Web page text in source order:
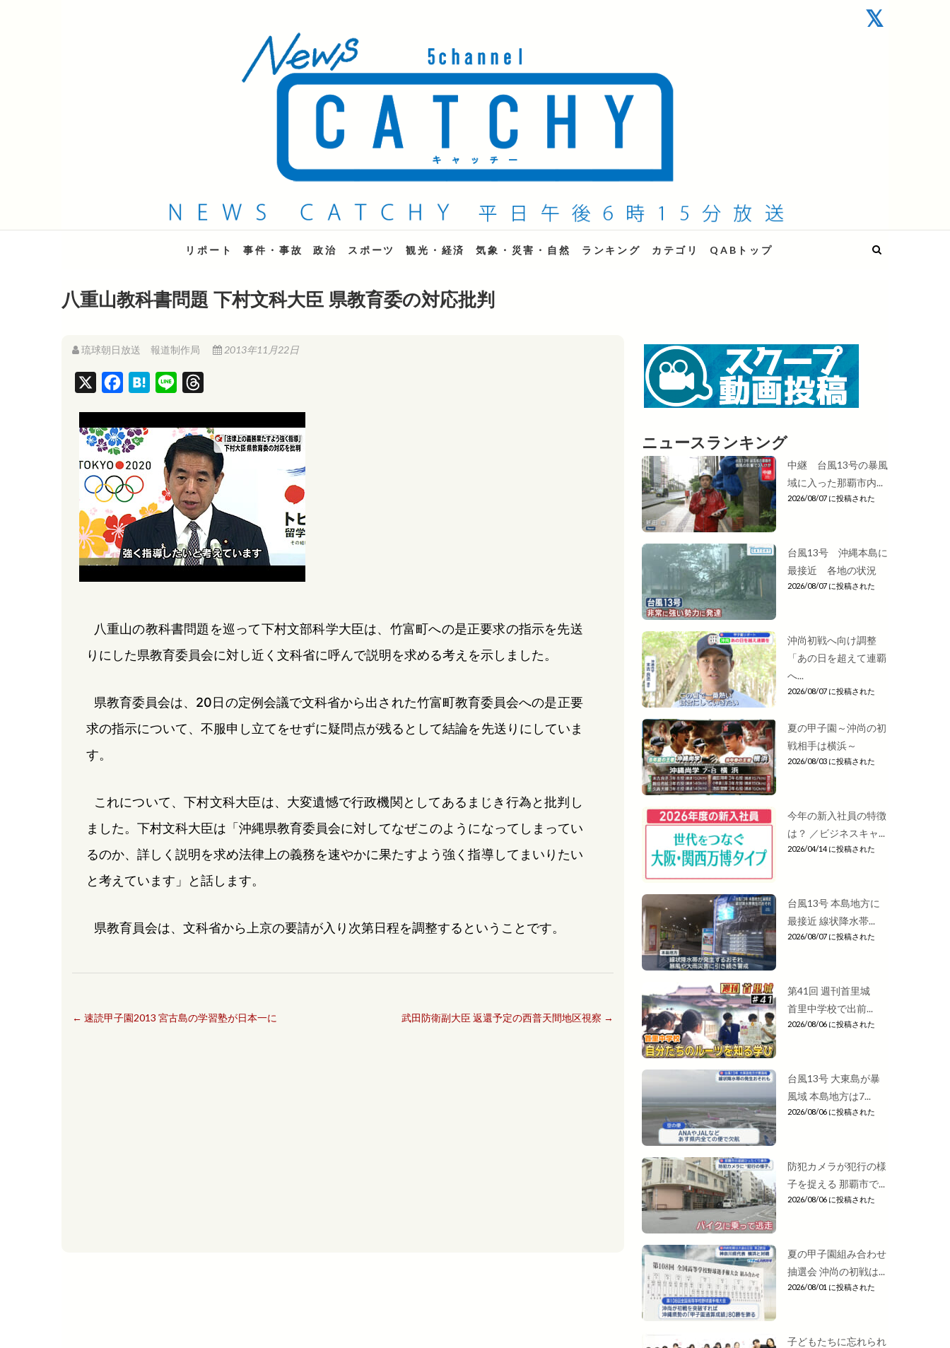
QAB NEWS Headline
キャッチー 月曜〜金曜 午後6時15分放送
リポート 事件・事故 政治 スポーツ 観光・経済 気象・災害・自然 ランキング カテゴリ QABトップ
八重山教科書問題 下村文科大臣 県教育委の対応批判
琉球朝日放送 報道制作局 2013年11月22日
c
e
b
o
k
H
t
n
n
e
r
e
a
d
s
八重山の教科書問題を巡って下村文部科学大臣は、竹富町への是正要求の指示を先送
りにした県教育委員会に対し近く文科省に呼んで説明を求める考えを示しました。
県教育委員会は、20日の定例会議で文科省から出された竹富町教育委員会への是正要
求の指示について、不服申し立てをせずに疑問点が残るとして結論を先送りにしていま
す。
これについて、下村文科大臣は、大変遺憾で行政機関としてあるまじき行為と批判し
ました。下村文科大臣は「沖縄県教育委員会に対してなぜこのようになってしまってい
るのか、詳しく説明を求め法律上の義務を速やかに果たすよう強く指導してまいりたい
と考えています」と話します。
県教育員会は、文科省から上京の要請が入り次第日程を調整するということです。
← 速読甲子園2013 宮古島の学習塾が日本一に 武田防衛副大臣 返還予定の西普天間地区視察 →
ニュースランキング
中継 台風13号の暴風
域に入った那覇市内...
2026/08/07 に投稿された
台風13号 沖縄本島に
最接近 各地の状況
2026/08/07 に投稿された
沖尚初戦へ向け調整
「あの日を超えて連覇
へ...
2026/08/07 に投稿された
夏の甲子園～沖尚の初
戦相手は横浜～
2026/08/03 に投稿された
今年の新入社員の特徴
は？ ／ビジネスキャ...
2026/04/14 に投稿された
台風13号 本島地方に
最接近 線状降水帯...
2026/08/07 に投稿された
第41回 週刊首里城
首里中学校で出前...
2026/08/06 に投稿された
台風13号 大東島が暴
風域 本島地方は7...
2026/08/06 に投稿された
防犯カメラが犯行の様
子を捉える 那覇市で...
2026/08/06 に投稿された
夏の甲子園組み合わせ
抽選会 沖尚の初戦は...
2026/08/01 に投稿された
子どもたちに忘れられ